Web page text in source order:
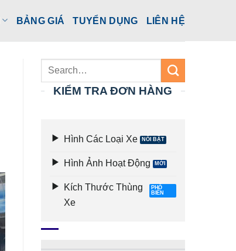
BẢNG GIÁ TUYỂN DỤNG LIÊN HỆ
KIỂM TRA ĐƠN HÀNG
Hình Các Loại Xe
Hình Ảnh Hoạt Động
Kích Thước Thùng
Xe